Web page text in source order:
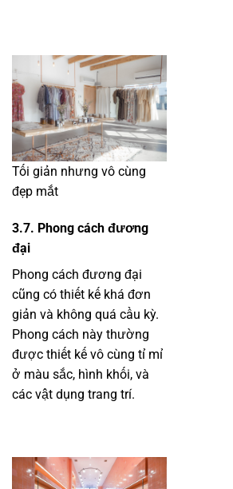
Tối giản nhưng vô cùng
đẹp mắt
3.7. Phong cách đương
đại
Phong cách đương đại
cũng có thiết kế khá đơn
giản và không quá cầu kỳ.
Phong cách này thường
được thiết kế vô cùng tỉ mỉ
ở màu sắc, hình khối, và
các vật dụng trang trí.